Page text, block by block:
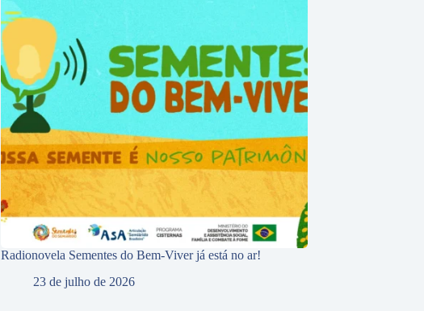
Radionovela Sementes do Bem-Viver já está no ar!
23 de julho de 2026